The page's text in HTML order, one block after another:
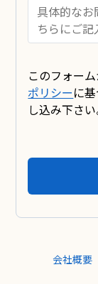
このフォー
ポリシーに
し込み下さい
会社概要